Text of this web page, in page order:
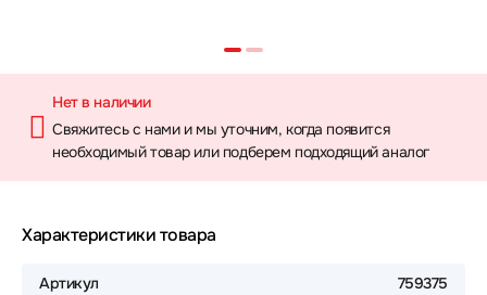
Нет в наличии
Свяжитесь с нами и мы уточним, когда появится
необходимый товар или подберем подходящий аналог
Характеристики товара
Артикул 759375